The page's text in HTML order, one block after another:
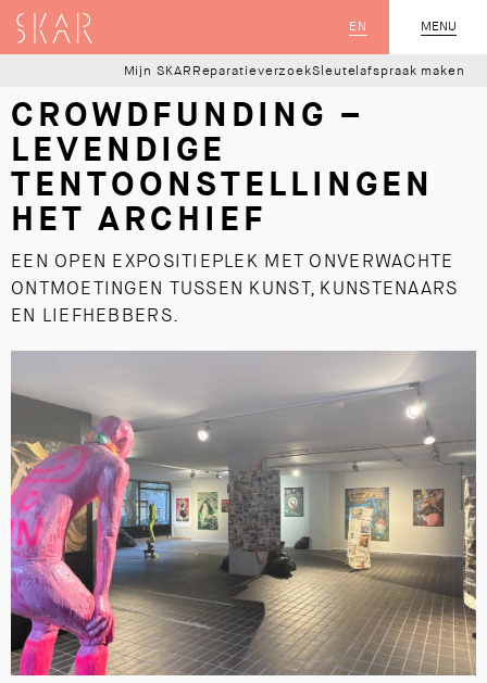
MENU
SLUIT
EN
SKAR
Mijn SKAR ReparatieverzoekSleutelafspraak maken
CROWDFUNDING –
LEVENDIGE
TENTOONSTELLINGEN
HET ARCHIEF
EEN OPEN EXPOSITIEPLEK MET ONVERWACHTE
ONTMOETINGEN TUSSEN KUNST, KUNSTENAARS
EN LIEFHEBBERS.